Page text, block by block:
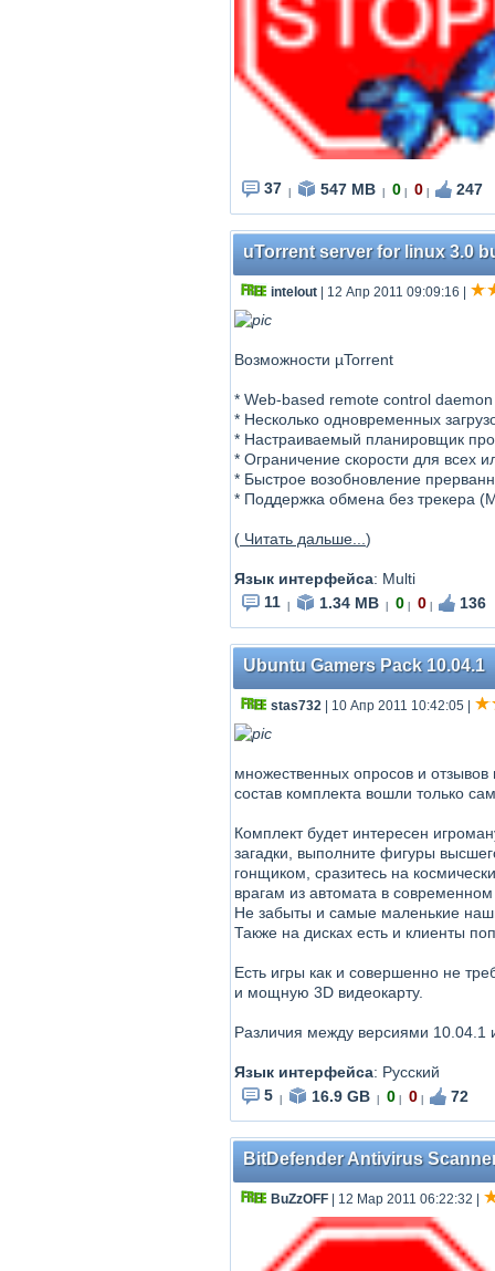
37 547 MB 0 0 247
uTorrent server for linux 3.0
intelout | 12 Апр 2011 09:09:16
Возможности µTorrent
* Web-based remote control daemon
* Несколько одновременных
* Настраиваемый планировщик
* Ограничение скорости для всех
* Быстрое возобновление
* Поддержка обмена без трекера
( Читать дальше... )
Язык интерфейса: Multi
11
1.34 MB 0 0 136
Ubuntu Gamers Pack 10.04.1
stas732 | 10 Апр 2011 10:42:05
множественных опросов и
состав комплекта вошли только
Комплект будет интересен
загадки, выполните фигуры
гонщиком, сразитесь на
врагам из автомата в
Не забыты и самые маленькие
Также на дисках есть и клиенты
Есть игры как и совершенно не
и мощную 3D видеокарту.
Различия между версиями 10.04.1
Язык интерфейса: Русский
5
16.9 GB 0 0 72
BitDefender Antivirus
BuZzOFF | 12 Мар 2011 06:22:32